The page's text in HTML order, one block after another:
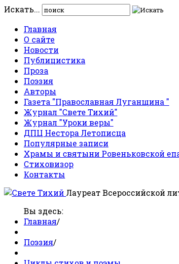
Искать...
Главная
О сайте
Новости
Публицистика
Проза
Поэзия
Авторы
Газета "Православная Луганщина "
Журнал "Свете Тихий"
Журнал "Уроки веры"
ДПЦ Нестора Летописца
Популярные записи
Храмы и святыни Ровеньковской
Стиховизор
Контакты
Лауреат Всероссийской
Вы здесь:
Главная/
Поэзия/